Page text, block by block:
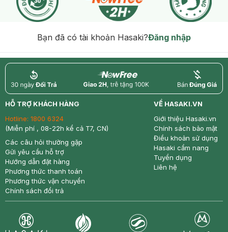
Bạn đã có tài khoản Hasaki?Đăng nhập
return nowfree price
HỖ TRỢ KHÁCH HÀNG
Hotline: 1800 6324
(Miễn phí , 08-22h kể cả T7, CN)
Các câu hỏi thường gặp
Gửi yêu cầu hỗ trợ
Hướng dẫn đặt hàng
Phương thức thanh toán
Phương thức vận chuyển
Chính sách đổi trả
VỀ HASAKI.VN
Giới thiệu Hasaki.vn
Chính sách bảo mật
Điều khoản sử dụng
Hasaki cẩm nang
Tuyển dụng
Liên hệ